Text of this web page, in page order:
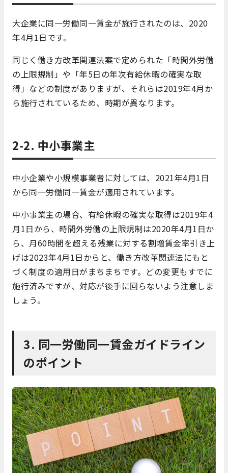
大企業に同一労働同一賃金が施行されたのは、2020
年4月1日です。
同じく働き方改革関連法案で定められた「時間外労働
の上限規制」や「年5日の年次有給休暇の確実な取
得」などの制度がありますが、それらは2019年4月か
ら施行されているため、時期が異なります。
2-2. 中小事業主
中小企業や小規模事業者に対しては、2021年4月1日
から同一労働同一賃金が適用されています。
中小事業主の場合、有給休暇の確実な取得は2019年4
月1日から、時間外労働の上限規制は2020年4月1日か
ら、月60時間を超える残業に対する割増賃金率引き上
げは2023年4月1日からと、働き方改革関連法にもと
づく制度の適用日がまちまちです。どの変更もすでに
施行済みですが、対応が後手に回らないよう注意しま
しょう。
3. 同一労働同一賃金ガイドライン
のポイント